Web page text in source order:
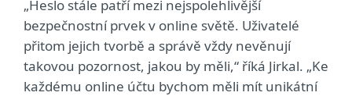
„Heslo stále patří mezi nejspolehlivější
bezpečnostní prvek v online světě. Uživatelé
přitom jejich tvorbě a správě vždy nevěnují
takovou pozornost, jakou by měli,“ říká Jirkal. „Ke
každému online účtu bychom měli mít unikátní